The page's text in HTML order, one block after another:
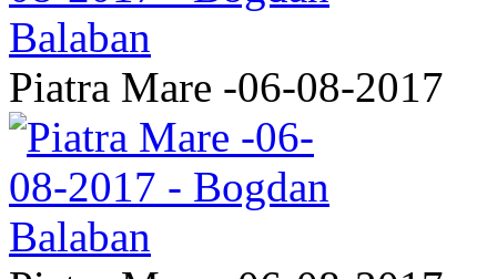
Piatra Mare -06-08-2017